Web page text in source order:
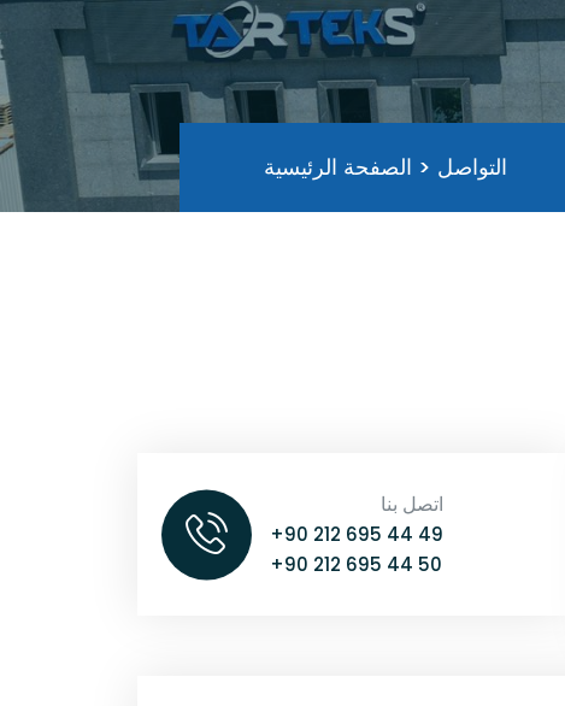
الصفحة الرئيسية > التواصل
اتصل بنا
+90 212 695 44 49
+90 212 695 44 50